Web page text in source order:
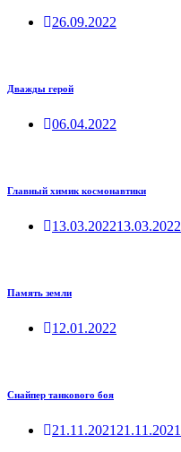
26.09.2022
Дважды герой
06.04.2022
Главный химик космонавтики
13.03.202213.03.2022
Память земли
12.01.2022
Снайпер танкового боя
21.11.2021 21.11.2021